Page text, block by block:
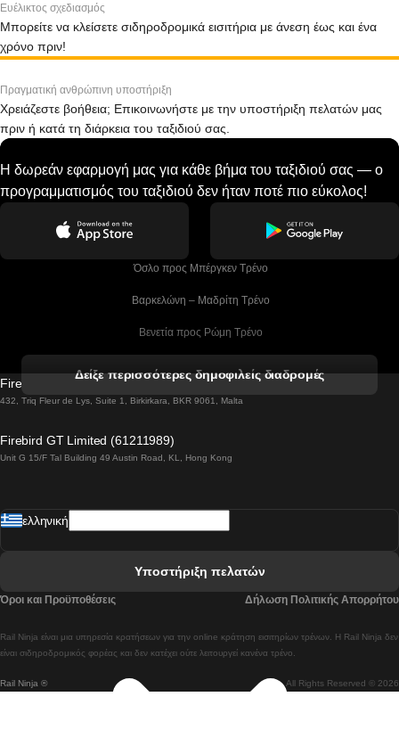
Ευέλικτος σχεδιασμός
Μπορείτε να κλείσετε σιδηροδρομικά εισιτήρια με άνεση έως και ένα
χρόνο πριν!
Πραγματική ανθρώπινη υποστήριξη
Χρειάζεστε βοήθεια; Επικοινωνήστε με την υποστήριξη πελατών μας
πριν ή κατά τη διάρκεια του ταξιδιού σας.
Η δωρεάν εφαρμογή μας για κάθε βήμα του ταξιδιού σας — ο
προγραμματισμός του ταξιδιού δεν ήταν ποτέ πιο εύκολος!
Όσλο προς Μπέργκεν Tρένο
Βαρκελώνη – Μαδρίτη Tρένο
Βενετία προς Ρώμη Τρένο
Βιέννη προς Σάλτσμπουργκ Τρένα
Βουδαπέστη προς Πράγα Tρένο
Λισαβόνα προς Λάγος Tρένο
Λισαβόνα προς Μαδρίτη Τρένα
Δείξε περισσότερες δημοφιλείς διαδρομές
Firebird GT Limited (OC 1451)
432, Triq Fleur de Lys, Suite 1, Birkirkara, BKR 9061, Malta
Firebird GT Limited (61211989)
Unit G 15/F Tal Building 49 Austin Road, KL, Hong Kong
Rail Ninja ® All Rights Reserved © 2026
Rail Ninja είναι μια υπηρεσία κρατήσεων για την online κράτηση εισιτηρίων τρένων. Η Rail Ninja δεν
είναι σιδηροδρομικός φορέας και δεν κατέχει ούτε λειτουργεί κανένα τρένο.
ελληνική
Υποστήριξη πελατών
Όροι και Προϋποθέσεις Δήλωση Πολιτικής Απορρήτου